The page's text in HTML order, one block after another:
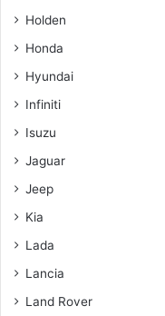
Holden
Honda
Hyundai
Infiniti
Isuzu
Jaguar
Jeep
Kia
Lada
Lancia
Land Rover